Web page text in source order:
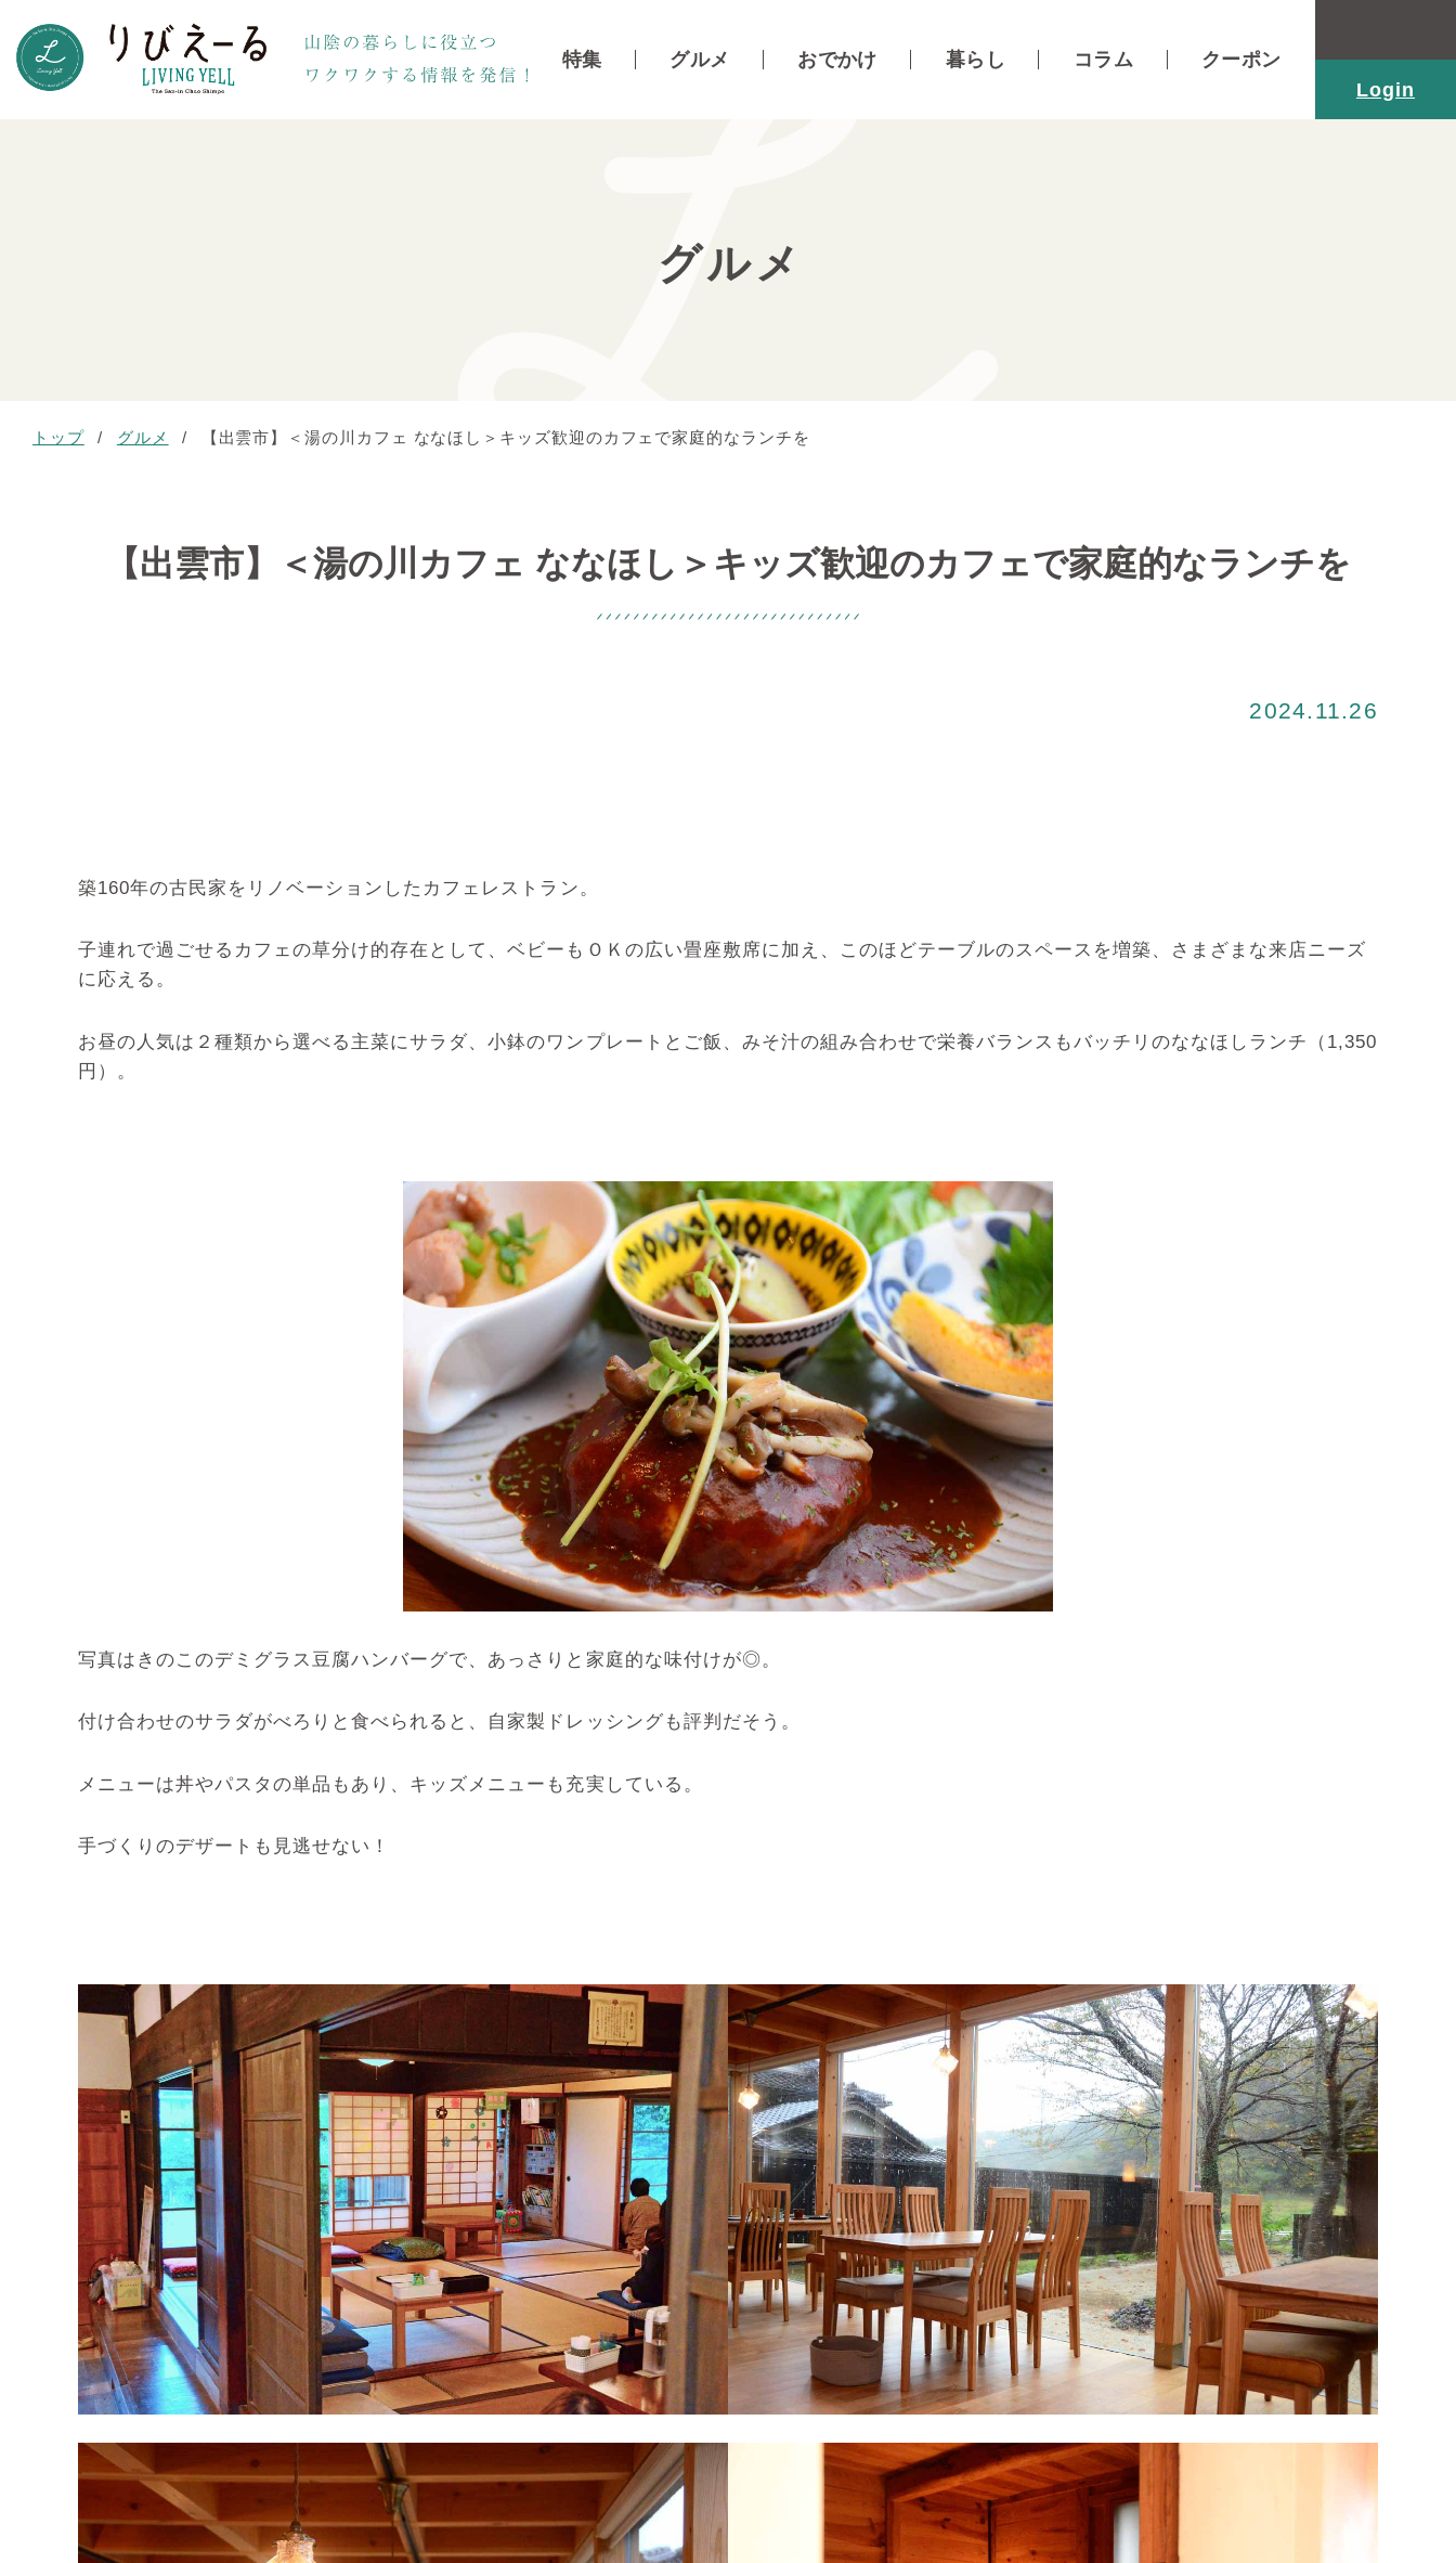
特集 グルメ おでかけ 暮らし コラム
クーポン
Login
グルメ
トップ / グルメ / 【出雲市】＜湯の川カフェ ななほし＞キッズ歓迎のカフェで家庭的なランチを
【出雲市】＜湯の川カフェ ななほし＞キッズ歓迎のカフェで家庭的なランチを
2024.11.26
築160年の古民家をリノベーションしたカフェレストラン。
子連れで過ごせるカフェの草分け的存在として、ベビーもＯＫの広い畳座敷席に加え、このほどテーブルのスペースを増築、さまざまな来店ニーズ
に応える。
お昼の人気は２種類から選べる主菜にサラダ、小鉢のワンプレートとご飯、みそ汁の組み合わせで栄養バランスもバッチリのななほしランチ（1,350
円）。
写真はきのこのデミグラス豆腐ハンバーグで、あっさりと家庭的な味付けが◎。
付け合わせのサラダがべろりと食べられると、自家製ドレッシングも評判だそう。
メニューは丼やパスタの単品もあり、キッズメニューも充実している。
手づくりのデザートも見逃せない！